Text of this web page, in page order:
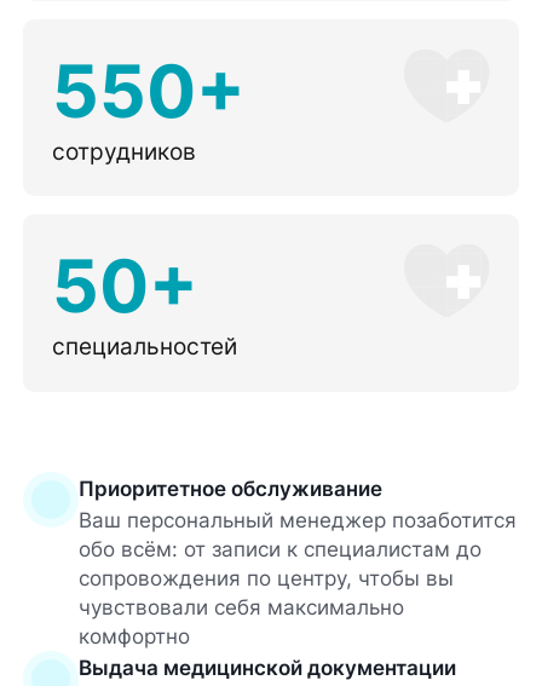
550+
сотрудников
50+
специальностей
Приоритетное обслуживание
Ваш персональный менеджер позаботится
обо всём: от записи к специалистам до
сопровождения по центру, чтобы вы
чувствовали себя максимально
комфортно
Выдача медицинской документации